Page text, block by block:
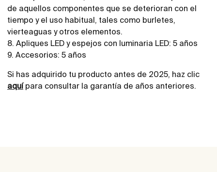
de aquellos componentes que se deterioran con el
tiempo y el uso habitual, tales como burletes,
vierteaguas y otros elementos.
8. Apliques LED y espejos con luminaria LED: 5 años
9. Accesorios: 5 años
Si has adquirido tu producto antes de 2025, haz clic
aquípara consultar la garantía de años anteriores.